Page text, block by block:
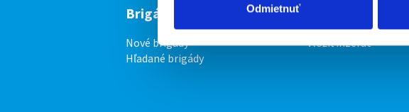
Odmietnuť
Brigádnici
Nové brigády
Hľadané brigády
Vložiť inzerát